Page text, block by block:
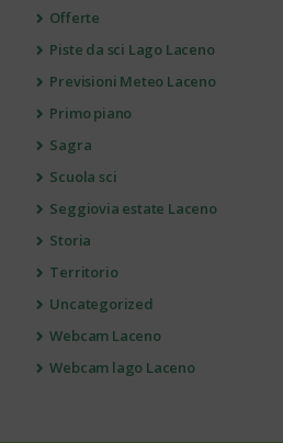
Offerte
Piste da sci Lago Laceno
Previsioni Meteo Laceno
Primo piano
Sagra
Scuola sci
Seggiovia estate Laceno
Storia
Territorio
Uncategorized
Webcam Laceno
Webcam lago Laceno